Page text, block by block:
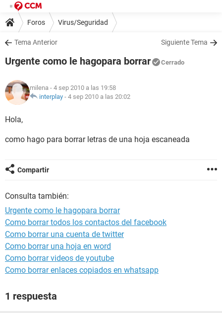
Foros Virus/Seguridad
Tema Anterior Siguiente Tema
Urgente como le hagopara borrar Cerrado
milena - 4 sep 2010 a las 19:58
interplay - 4 sep 2010 a las 20:02
Hola,
como hago para borrar letras de una hoja escaneada
Compartir
Consulta también:
Urgente como le hagopara borrar
Como borrar todos los contactos del facebook
Como borrar una cuenta de twitter
Como borrar una hoja en word
Como borrar videos de youtube
Como borrar enlaces copiados en whatsapp
1 respuesta